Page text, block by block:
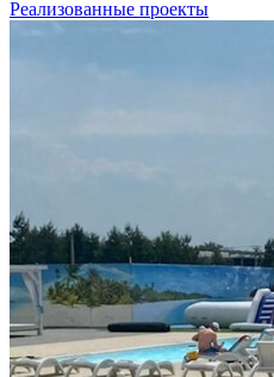
Реализованные проекты